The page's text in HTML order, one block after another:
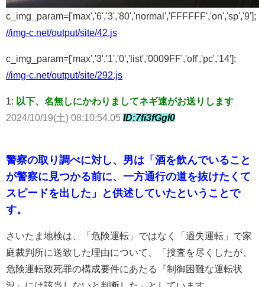
c_img_param=['max','6','3','80','normal','FFFFFF','on','sp','9'];
//img-c.net/output/site/42.js
c_img_param=['max','3','1','0','list','0009FF','off','pc','14'];
//img-c.net/output/site/292.js
1: 以下、名無しにかわりましてネギ速がお送りします
2024/10/19(土) 08:10:54.05 ID:7fi3fGgI0
警察の取り調べに対し、男は「酒を飲んでいること
が警察に見つかる前に、一方通行の道を抜けたくて
スピードを出した」と供述していたということで
す。
さいたま地検は、「危険運転」ではなく「過失運転」で家
庭裁判所に送致した理由について、「捜査を尽くしたが、
危険運転致死罪の構成要件にあたる『制御困難な運転状